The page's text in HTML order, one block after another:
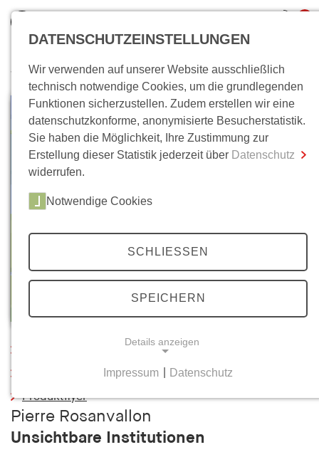
inkl. MwSt.
0,00 €
Zum Warenkorb Zur Kasse
Wo bin ich?
Inhaltsverzeichnis
Produktflyer
Pierre Rosanvallon
Unsichtbare Institutionen
DATENSCHUTZEINSTELLUNGEN
Wir verwenden auf unserer Website ausschließlich
technisch notwendige Cookies, um die grundlegenden
Funktionen sicherzustellen. Zudem erstellen wir eine
datenschutzkonforme, anonymisierte Besucherstatistik.
Sie haben die Möglichkeit, Ihre Zustimmung zur
Erstellung dieser Statistik jederzeit über Datenschutz
widerrufen.
Notwendige Cookies
SCHLIESSEN
SPEICHERN
Details anzeigen
Notwendige Cookies helfen dabei, eine Webseite
nutzbar zu machen, indem sie Grundfunktionen
wie Seitennavigation und Zugriff auf sichere
Impressum Datenschutz